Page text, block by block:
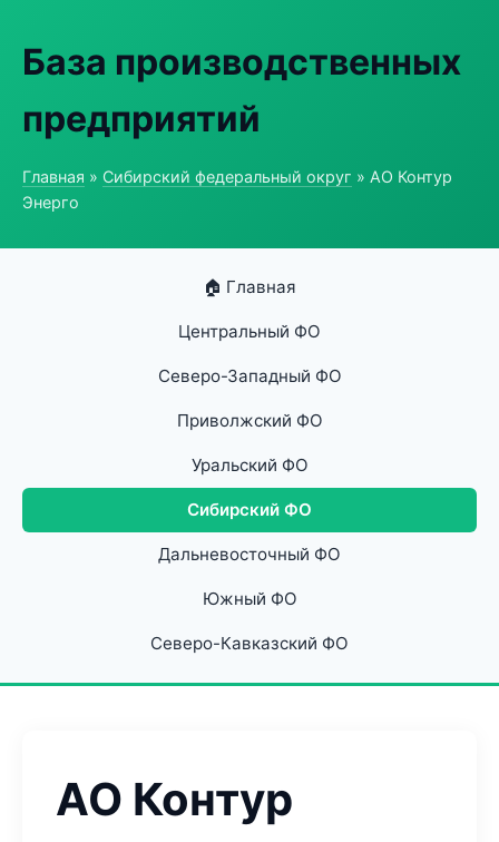
База производственных
предприятий
Главная » Сибирский федеральный округ » АО Контур
Энерго
🏠 Главная
Центральный ФО
Северо-Западный ФО
Приволжский ФО
Уральский ФО
Сибирский ФО
Дальневосточный ФО
Южный ФО
Северо-Кавказский ФО
АО Контур